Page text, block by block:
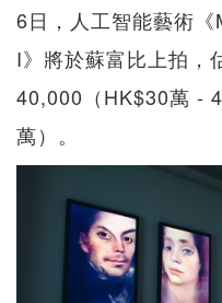
6日，人工智能藝術
I》將於蘇富比上拍，
40,000（HK$30萬 -
萬）。